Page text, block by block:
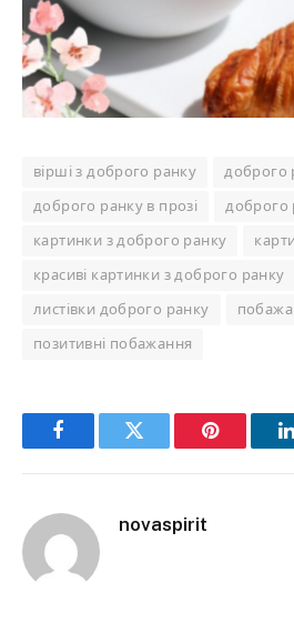
вірші з доброго ранку доброго
доброго ранку в прозі доброго
картинки з доброго ранку
красиві картинки з доброго ранку
листівки доброго ранку
позитивні побажання
FacebookTwitter Pinterest
novaspirit